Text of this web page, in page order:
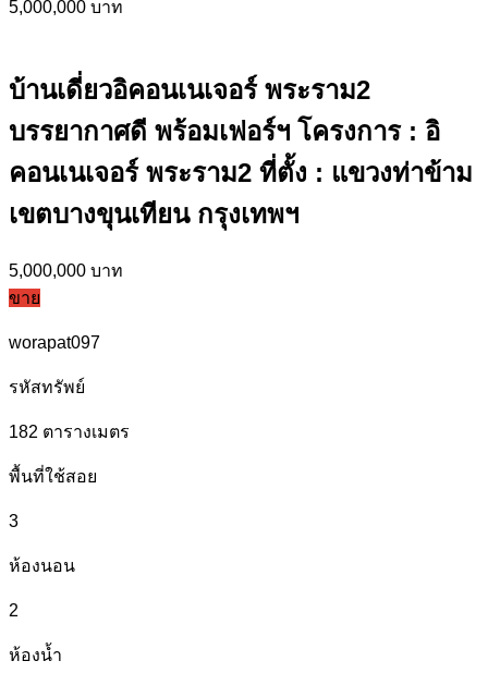
5,000,000 บาท
บ้านเดี่ยวอิคอนเนเจอร์ พระราม2
บรรยากาศดี พร้อมเฟอร์ฯ โครงการ : อิ
คอนเนเจอร์ พระราม2 ที่ตั้ง : แขวงท่าข้าม
เขตบางขุนเทียน กรุงเทพฯ
5,000,000 บาท
ขาย
worapat097
รหัสทรัพย์
182 ตารางเมตร
พื้นที่ใช้สอย
3
ห้องนอน
2
ห้องน้ำ